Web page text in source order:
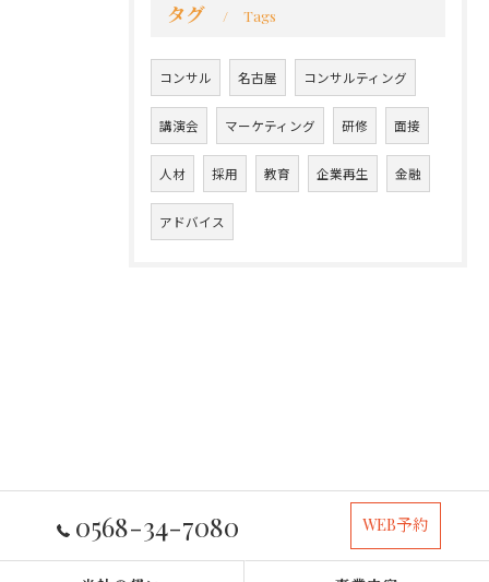
タグ Tags
コンサル 名古屋 コンサルティング
講演会 マーケティング 研修 面接
人材 採用 教育 企業再生 金融
アドバイス
0568-34-7080 WEB予約